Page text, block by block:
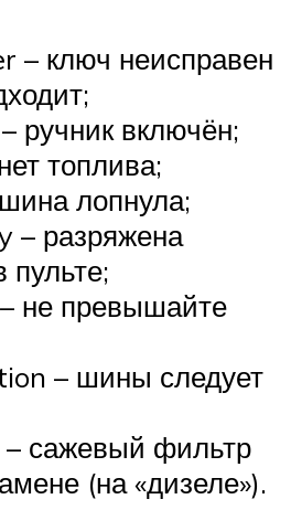
– ключ неисправен
ручник включён;
топлива;
лопнула;
– разряжена
пульте;
не превышайте
– шины следует
– сажевый фильтр
(на «дизеле»).